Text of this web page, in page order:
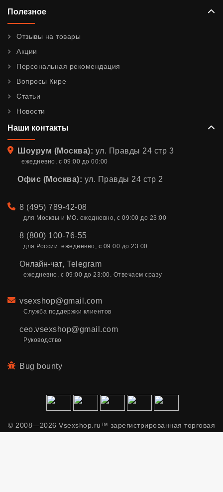
Полезное
Отзывы на товары
Акции
Персональная рекомендация
Вопросы Кире
Статьи
Новости
Наши контакты
Адрес
Шоурум (Москва): ул. Правды 24 стр 3
ежедневно, с 09:00 до 00:00
Офис (Москва): ул. Правды 24 стр 2
Телефон
8 (495) 789-42-08
для Москвы и МО. ежедневно, с 09:00 до 23:00
8 (800) 100-76-55
для России. ежедневно, с 09:00 до 23:00
Онлайн-чат, Telegram
ежедневно, с 09:00 до 23:00. Отвечаем сразу
Email
vsexshop@gmail.com
Служба поддержки клиентов
ceo.vsexshop@gmail.com
Руководство
Bug bounty
© 2008—2026 Vsexshop.ru™ зарегистрированная торговая